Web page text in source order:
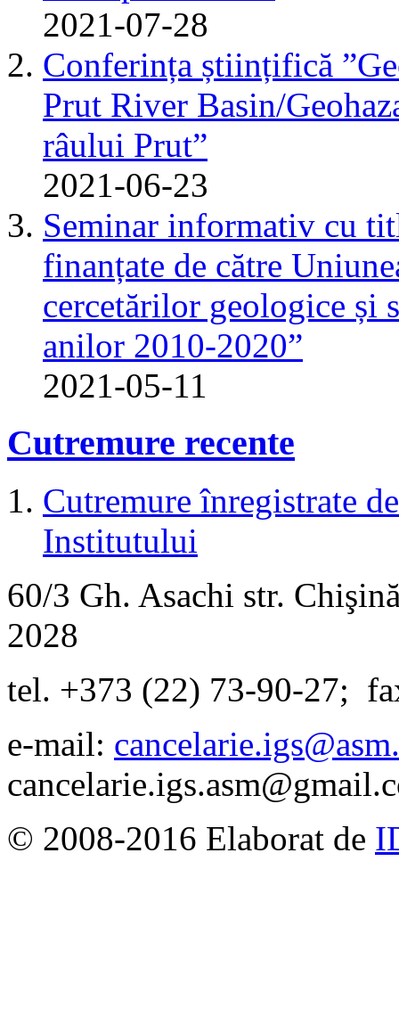
2021-07-28
Conferința științifică
Prut River Basin/
râului Prut”
2021-06-23
Seminar informativ cu
finanțate de către
cercetărilor geologice și
anilor 2010-2020”
2021-05-11
Cutremure recente
Cutremure înregistrate
Institutului
60/3 Gh. Asachi str.
2028
tel. +373 (22) 73-90-27;
e-mail:
© 2008-2016 Elaborat de